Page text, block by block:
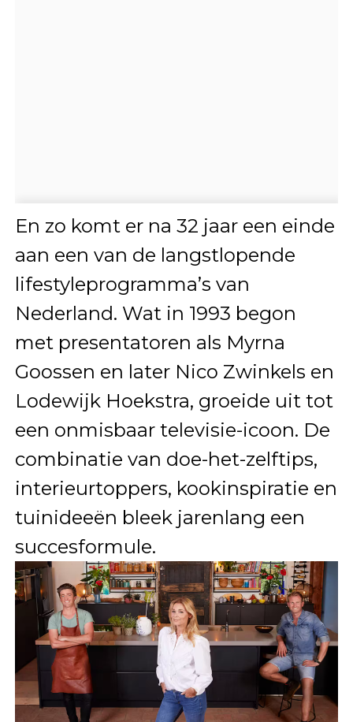
En zo komt er na 32 jaar een einde
aan een van de langstlopende
lifestyleprogramma’s van
Nederland. Wat in 1993 begon
met presentatoren als Myrna
Goossen en later Nico Zwinkels en
Lodewijk Hoekstra, groeide uit tot
een onmisbaar televisie-icoon. De
combinatie van doe-het-zelftips,
interieurtoppers, kookinspiratie en
tuinideeën bleek jarenlang een
succesformule.